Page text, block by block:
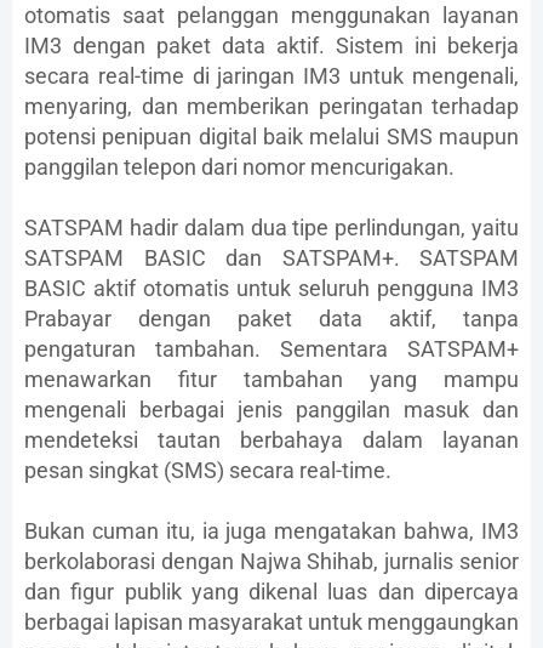
otomatis saat pelanggan menggunakan layanan
IM3 dengan paket data aktif. Sistem ini bekerja
secara real-time di jaringan IM3 untuk mengenali,
menyaring, dan memberikan peringatan terhadap
potensi penipuan digital baik melalui SMS maupun
panggilan telepon dari nomor mencurigakan.
SATSPAM hadir dalam dua tipe perlindungan, yaitu
SATSPAM BASIC dan SATSPAM+. SATSPAM
BASIC aktif otomatis untuk seluruh pengguna IM3
Prabayar dengan paket data aktif, tanpa
pengaturan tambahan. Sementara SATSPAM+
menawarkan fitur tambahan yang mampu
mengenali berbagai jenis panggilan masuk dan
mendeteksi tautan berbahaya dalam layanan
pesan singkat (SMS) secara real-time.
Bukan cuman itu, ia juga mengatakan bahwa, IM3
berkolaborasi dengan Najwa Shihab, jurnalis senior
dan figur publik yang dikenal luas dan dipercaya
berbagai lapisan masyarakat untuk menggaungkan